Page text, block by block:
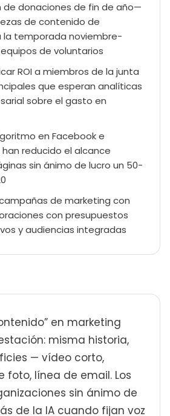
de donaciones de fin de año—
de contenido de
la temporada noviembre-
de voluntarios
ROI a miembros de la junta
que esperan analíticas
sobre el gasto en
en Facebook e
reducido el alcance
sin ánimo de lucro un 50-
de marketing con
con presupuestos
y audiencias integradas
en marketing
misma historia,
— vídeo corto,
foto, línea de email. Los
sin ánimo de
de la IA cuando fijan voz